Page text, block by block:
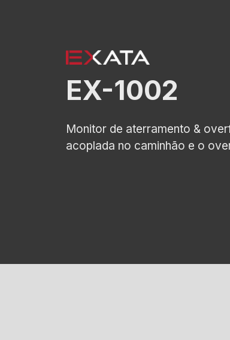
EX-1002
Monitor de aterramento &
acoplada no caminhão e o